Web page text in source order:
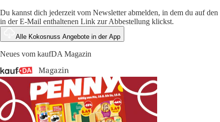
Du kannst dich jederzeit vom Newsletter abmelden, in dem du auf den
in der E-Mail enthaltenen Link zur Abbestellung klickst.
Alle Kokosnuss Angebote in der App
Neues vom kaufDA Magazin